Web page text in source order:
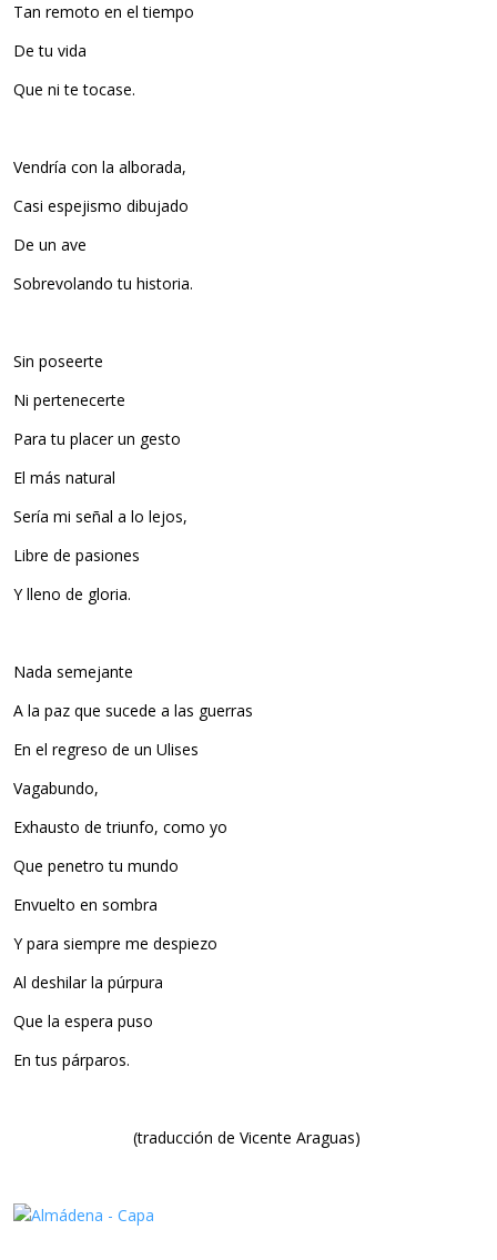
Tan remoto en el tiempo
De tu vida
Que ni te tocase.
Vendría con la alborada,
Casi espejismo dibujado
De un ave
Sobrevolando tu historia.
Sin poseerte
Ni pertenecerte
Para tu placer un gesto
El más natural
Sería mi señal a lo lejos,
Libre de pasiones
Y lleno de gloria.
Nada semejante
A la paz que sucede a las guerras
En el regreso de un Ulises
Vagabundo,
Exhausto de triunfo, como yo
Que penetro tu mundo
Envuelto en sombra
Y para siempre me despiezo
Al deshilar la púrpura
Que la espera puso
En tus párparos.
(traducción de Vicente Araguas)